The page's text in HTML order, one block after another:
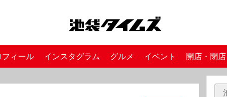
フィール インスタグラム グルメ イベント 開店・閉店